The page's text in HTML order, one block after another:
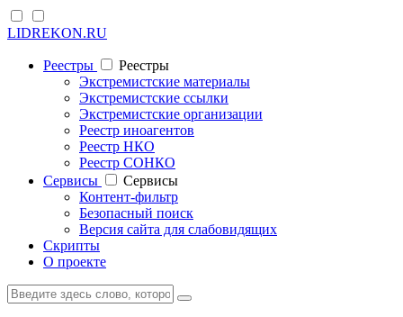
LIDREKON.RU
Реестры
Реестры
Экстремистские материалы
Экстремистские ссылки
Экстремистские организации
Реестр иноагентов
Реестр НКО
Реестр СОНКО
Cервисы
Cервисы
Контент-фильтр
Безопасный поиск
Версия сайта для слабовидящих
Скрипты
О проекте